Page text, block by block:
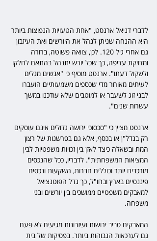
לדברי דניאל ארנסט, "אחת הטעויות הנפוצות ביותר
היא ההנחה שניתן לנהל את היורשים ואת העיזבון
גם אחרי גיל 120. לכן, צוואה פשוטה, ברורה
ומדויקת עדיפה, כך שכל יורש יתנהל בהתאם לחלקו
ולשקול דעתו". ארנסט מוסיף כי "אנשים מגלים
לעיתים מאוחר מדי שכספים משמעותיים הועברו
לבני זוג לשעבר או למוטבים שלא עודכנו במשך
עשרות שנים".
ארנסט מציין כי "סכסוכי ירושה גדולים אינם עוסקים
רק בנדל"ן או בכסף, אלא גם בפרשנות של רצון
המת ובשאלה כיצד לאזן בין זכויות משפטיות לבין
המציאות המשפחתית". לדבריו, ככל שהנכסים
מורכבים יותר וכוללים חברות, השקעות ונכסים
פיננסיים בארץ ובחו"ל, כך גדל הפוטנציאל
למאבקים משפטיים ממושכים בין יורשים ובני
משפחה.
המאבקים סביב ירושות ועיזבונות מגיעים לא פעם
גם לערכאות הגבוהות ביותר. בפסיקות של בית